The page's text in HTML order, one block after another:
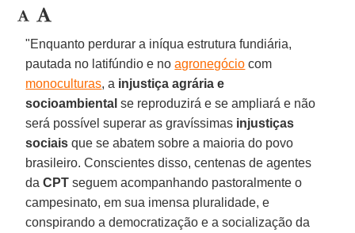
"Enquanto perdurar a iníqua estrutura fundiária,
pautada no latifúndio e noagronegócio com
monoculturas, a injustiça agrária e
socioambiental se reproduzirá e se ampliará e não
será possível superar as gravíssimas injustiças
sociais que se abatem sobre a maioria do povo
brasileiro. Conscientes disso, centenas de agentes
daCPT seguem acompanhando pastoralmente o
campesinato, em sua imensa pluralidade, e
conspirando a democratização e a socialização da